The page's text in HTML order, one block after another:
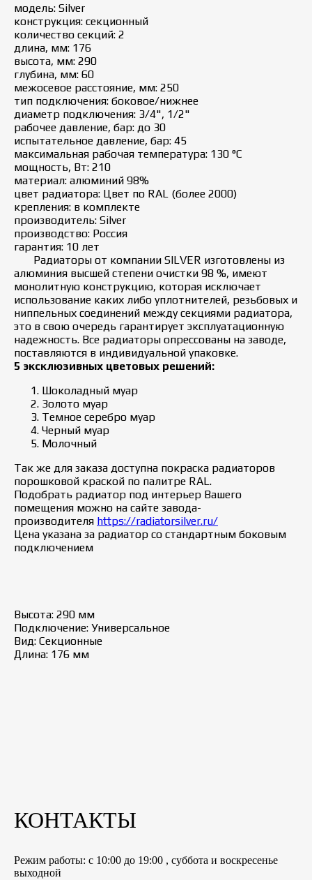
модель: Silver
конструкция: cекционный
количество секций: 2
длина, мм: 176
высота, мм: 290
глубина, мм: 60
межосевое расстояние, мм: 250
тип подключения: боковое/нижнее
диаметр подключения: 3/4", 1/2"
рабочее давление, бар: до 30
испытательное давление, бар: 45
максимальная рабочая температура: 130 °C
мощность, Вт: 210
материал: алюминий 98%
цвет радиатора: Цвет по RAL (более 2000)
крепления: в комплекте
производитель: Silver
производство: Россия
гарантия: 10 лет
Радиаторы от компании SILVER изготовлены из
алюминия высшей степени очистки 98 %, имеют
монолитную конструкцию, которая исключает
использование каких либо уплотнителей, резьбовых и
ниппельных соединений между секциями радиатора,
это в свою очередь гарантирует эксплуатационную
надежность. Все радиаторы опрессованы на заводе,
поставляются в индивидуальной упаковке.
5 эксклюзивных цветовых решений:
Шоколадный муар
Золото муар
Темное серебро муар
Черный муар
Молочный
Так же для заказа доступна покраска радиаторов
порошковой краской по палитре RAL.
Подобрать радиатор под интерьер Вашего
помещения можно на сайте завода-
производителя https://radiatorsilver.ru/
Цена указана за радиатор со стандартным боковым
подключением
Высота: 290 мм
Подключение: Универсальное
Вид: Секционные
Длина: 176 мм
КОНТАКТЫ
Режим работы: с 10:00 до 19:00 , суббота и воскресенье
выходной